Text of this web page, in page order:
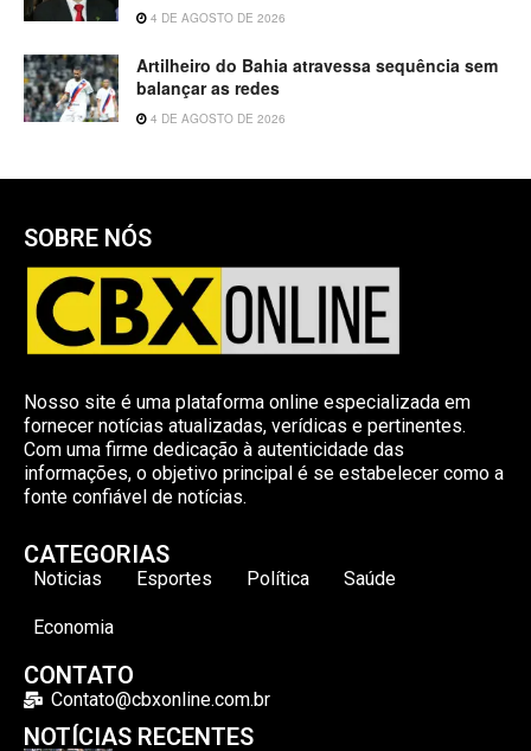
4 DE AGOSTO DE 2026
Artilheiro do Bahia atravessa sequência sem
balançar as redes
4 DE AGOSTO DE 2026
SOBRE NÓS
Nosso site é uma plataforma online especializada em
fornecer notícias atualizadas, verídicas e pertinentes.
Com uma firme dedicação à autenticidade das
informações, o objetivo principal é se estabelecer como a
fonte confiável de notícias.
CATEGORIAS
Noticias Esportes Política Saúde
Economia
CONTATO
Contato@cbxonline.com.br
NOTÍCIAS RECENTES